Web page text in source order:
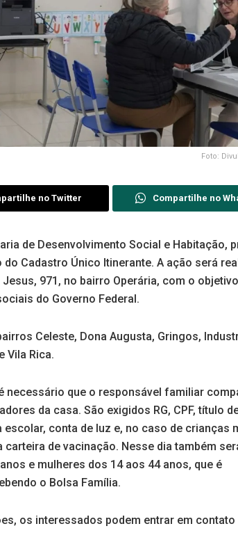
Foto:
no Twitter Compartilhe no
de Desenvolvimento Social e Habitação,
Cadastro Único Itinerante. A ação será
971, no bairro Operária, com o
do Governo Federal.
Celeste, Dona Augusta, Gringos,
Vila Rica.
necessário que o responsável familiar
da casa. São exigidos RG, CPF, título
conta de luz e, no caso de crianças
de vacinação. Nesse dia também
e mulheres dos 14 aos 44 anos, que é
o Bolsa Família.
os interessados podem entrar em contato